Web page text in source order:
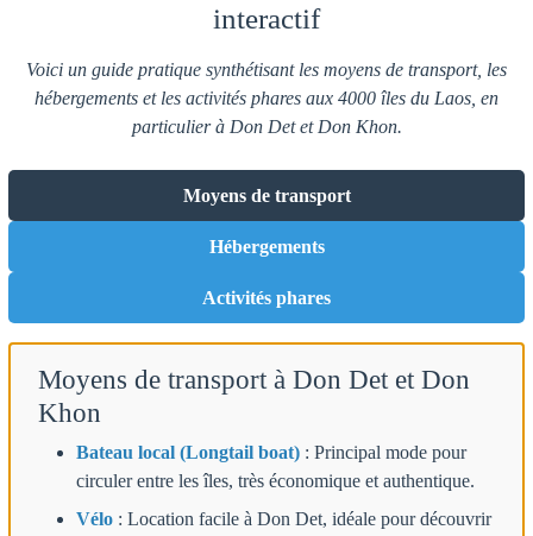
interactif
Voici un guide pratique synthétisant les moyens de transport, les
hébergements et les activités phares aux 4000 îles du Laos, en
particulier à Don Det et Don Khon.
Moyens de transport
Hébergements
Activités phares
Moyens de transport à Don Det et Don
Khon
Bateau local (Longtail boat) : Principal mode pour
circuler entre les îles, très économique et authentique.
Vélo : Location facile à Don Det, idéale pour découvrir